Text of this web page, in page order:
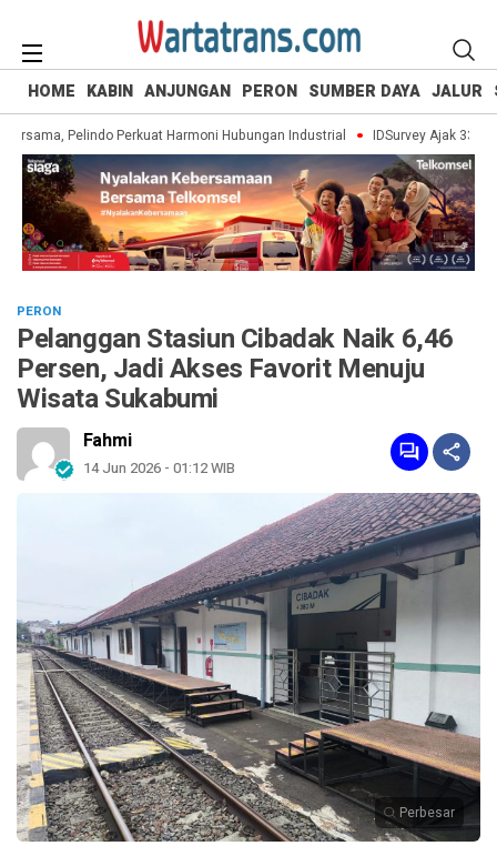
HOME KABIN ANJUNGAN PERON SUMBER DAYA JALUR
Pelindo Perkuat Harmoni Hubungan Industrial IDSurvey Ajak 330
PERON
Pelanggan Stasiun Cibadak Naik 6,46
Persen, Jadi Akses Favorit Menuju
Wisata Sukabumi
Fahmi
14 Jun 2026 - 01:12 WIB
Perbesar